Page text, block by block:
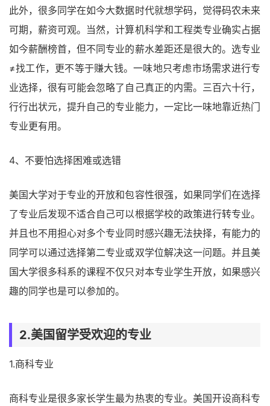
此外，很多同学在如今大数据时代就想学码，觉得码农未来
可期，薪资可观。当然，计算机科学和工程类专业确实占据
如今薪酬榜首，但不同专业的薪水差距还是很大的。选专业
≠找工作，更不等于赚大钱。一味地只考虑市场需求进行专
业选择，很有可能会忽略了自己真正的内需。三百六十行，
行行出状元，提升自己的专业能力，一定比一味地靠近热门
专业更有用。
4、不要怕选择困难或选错
美国大学对于专业的开放和包容性很强，如果同学们在选择
了专业后发现不适合自己可以根据学校的政策进行转专业。
并且也不用担心对多个专业同时感兴趣无法抉择，有能力的
同学可以通过选择第二专业或双学位解决这一问题。并且美
国大学很多科系的课程不仅只对本专业学生开放，如果感兴
趣的同学也是可以参加的。
2.美国留学受欢迎的专业
1.商科专业
商科专业是很多家长学生最为热衷的专业。美国开设商科专